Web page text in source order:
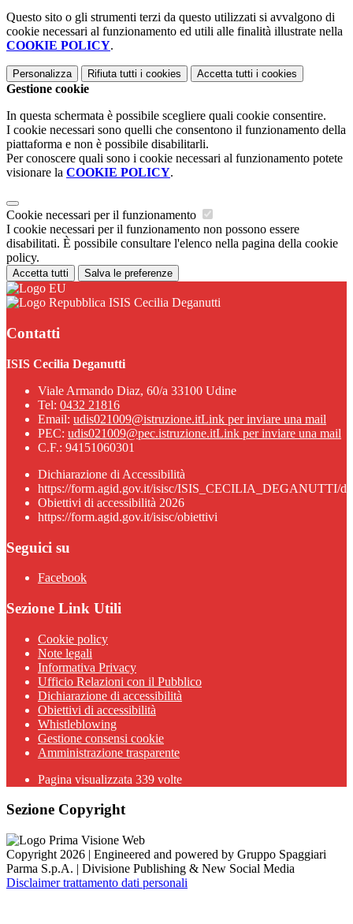
Questo sito o gli strumenti terzi da questo utilizzati si avvalgono di
cookie necessari al funzionamento ed utili alle finalità illustrate nella
COOKIE POLICY.
Personalizza Rifiuta tutti i cookies Accetta tutti i cookies
Gestione cookie
In questa schermata è possibile scegliere quali cookie consentire.
I cookie necessari sono quelli che consentono il funzionamento della
piattaforma e non è possibile disabilitarli.
Per conoscere quali sono i cookie necessari al funzionamento potete
visionare la COOKIE POLICY.
Cookie necessari per il funzionamento
I cookie necessari per il funzionamento non possono essere
disabilitati. È possibile consultare l'elenco nella pagina della cookie
policy.
Accetta tutti Salva le preferenze
ISIS Cecilia Deganutti
Contatti
ISIS Cecilia Deganutti
Viale Armando Diaz, 60/a 33100 Udine
Tel: 0432 21816
Email: udis021009@istruzione.itLink per inviare una mail
PEC: udis021009@pec.istruzione.itLink per inviare una mail
C.F.: 94151060301
Dichiarazione di Accessibilità
https://form.agid.gov.it/isisc/ISIS_CECILIA_DEGANUTTI/
Obiettivi di accessibilità 2026
https://form.agid.gov.it/isisc/obiettivi
Seguici su
Facebook
Sezione Link Utili
Cookie policy
Note legali
Informativa Privacy
Ufficio Relazioni con il Pubblico
Dichiarazione di accessibilità
Obiettivi di accessibilità
Whistleblowing
Gestione consensi cookie
Amministrazione trasparente
Pagina visualizzata 339 volte
Sezione Copyright
Copyright 2026 | Engineered and powered by Gruppo Spaggiari
Parma S.p.A. | Divisione Publishing & New Social Media
Disclaimer trattamento dati personali